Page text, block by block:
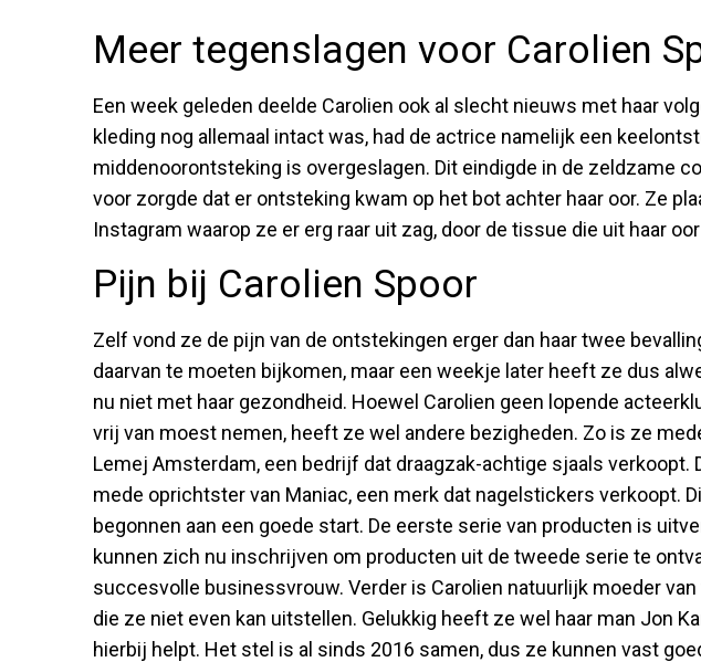
Meer tegenslagen voor Carolien
Een week geleden deelde Carolien ook al slecht nieuws met haar
kleding nog allemaal intact was, had de actrice namelijk een
middenoorontsteking is overgeslagen. Dit eindigde in de zeldzame
voor zorgde dat er ontsteking kwam op het bot achter haar oor. Ze
Instagram waarop ze er erg raar uit zag, door de tissue die uit haar
Pijn bij Carolien Spoor
Zelf vond ze de pijn van de ontstekingen erger dan haar twee
daarvan te moeten bijkomen, maar een weekje later heeft ze dus
nu niet met haar gezondheid. Hoewel Carolien geen lopende
vrij van moest nemen, heeft ze wel andere bezigheden. Zo is ze
Lemej Amsterdam, een bedrijf dat draagzak-achtige sjaals verkoopt.
mede oprichtster van Maniac, een merk dat nagelstickers verkoopt.
begonnen aan een goede start. De eerste serie van producten is
kunnen zich nu inschrijven om producten uit de tweede serie te
succesvolle businessvrouw. Verder is Carolien natuurlijk moeder
die ze niet even kan uitstellen. Gelukkig heeft ze wel haar man Jon
hierbij helpt. Het stel is al sinds 2016 samen, dus ze kunnen vast